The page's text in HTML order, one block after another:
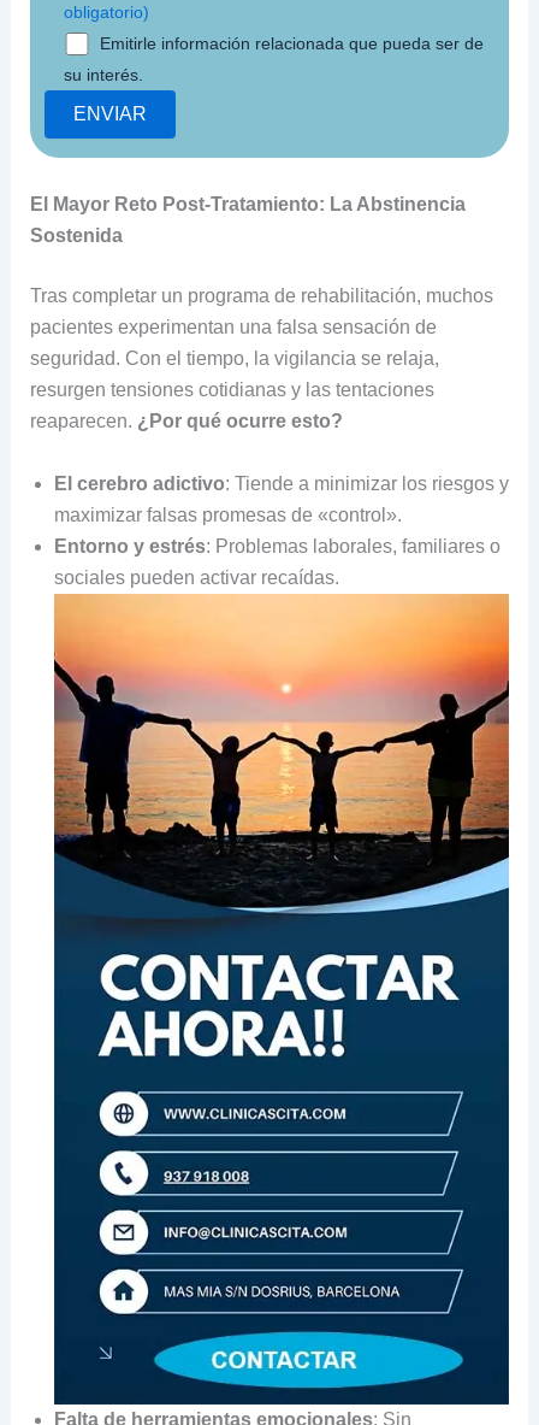
obligatorio)
Emitirle información relacionada que pueda ser de
su interés.
El Mayor Reto Post-Tratamiento: La Abstinencia
Sostenida
Tras completar un programa de rehabilitación, muchos
pacientes experimentan una falsa sensación de
seguridad. Con el tiempo, la vigilancia se relaja,
resurgen tensiones cotidianas y las tentaciones
reaparecen. ¿Por qué ocurre esto?
El cerebro adictivo: Tiende a minimizar los riesgos y
maximizar falsas promesas de «control».
Entorno y estrés: Problemas laborales, familiares o
sociales pueden activar recaídas.
Falta de herramientas emocionales: Sin